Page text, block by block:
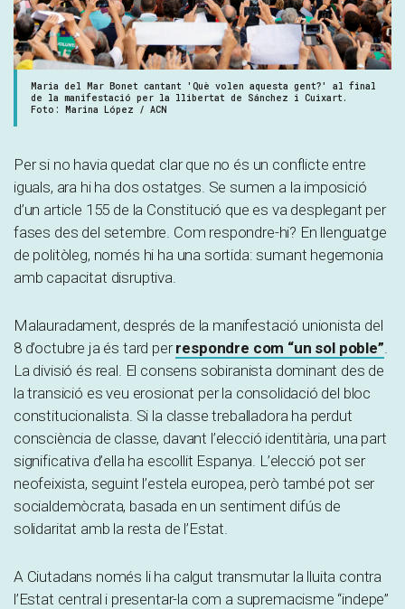
Maria del Mar Bonet cantant 'Què volen aquesta gent?' al final
de la manifestació per la llibertat de Sánchez i Cuixart.
Foto: Marina López / ACN
Per si no havia quedat clar que no és un conflicte entre
iguals, ara hi ha dos ostatges. Se sumen a la imposició
d’un article 155 de la Constitució que es va desplegant per
fases des del setembre. Com respondre-hi? En llenguatge
de politòleg, només hi ha una sortida: sumant hegemonia
amb capacitat disruptiva.
Malauradament, després de la manifestació unionista del
8 d’octubre ja és tard perrespondre com “un sol poble”
La divisió és real. El consens sobiranista dominant des de
la transició es veu erosionat per la consolidació del bloc
constitucionalista. Si la classe treballadora ha perdut
consciència de classe, davant l’elecció identitària, una part
significativa d’ella ha escollit Espanya. L’elecció pot ser
neofeixista, seguint l’estela europea, però també pot ser
socialdemòcrata, basada en un sentiment difús de
solidaritat amb la resta de l’Estat.
A Ciutadans només li ha calgut transmutar la lluita contra
l’Estat central i presentar-la com a supremacisme “indepe”